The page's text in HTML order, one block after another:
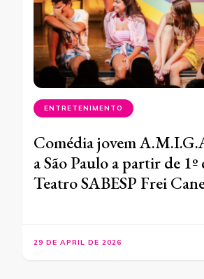
ENTRETENIMENTO
Comédia jovem
a São Paulo a partir de
Teatro SABESP Frei
29 DE APRIL DE 2026